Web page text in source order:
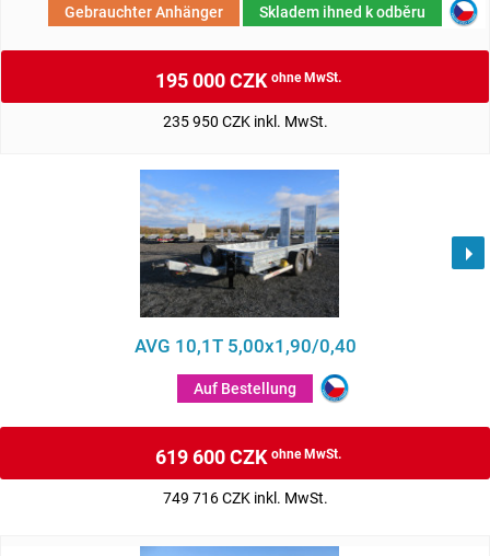
Gebrauchter Anhänger Skladem ihned k odběru
195 000 CZKohne MwSt.
235 950 CZK inkl. MwSt.
AVG 10,1T 5,00x1,90/0,40
Auf Bestellung
619 600 CZKohne MwSt.
749 716 CZK inkl. MwSt.